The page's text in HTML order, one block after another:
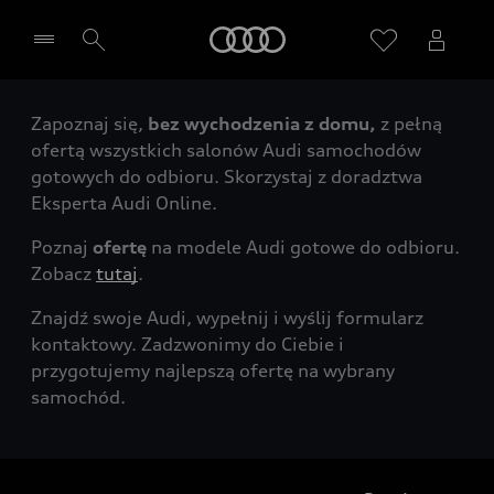
Wybierz Twojego Partnera Audi
Zapoznaj się, bez wychodzenia z domu, z pełną
ofertą wszystkich salonów Audi samochodów
gotowych do odbioru. Skorzystaj z doradztwa
Eksperta Audi Online.
Poznaj ofertę na modele Audi gotowe do odbioru.
Zobacz tutaj.
Znajdź swoje Audi, wypełnij i wyślij formularz
kontaktowy. Zadzwonimy do Ciebie i
przygotujemy najlepszą ofertę na wybrany
samochód.